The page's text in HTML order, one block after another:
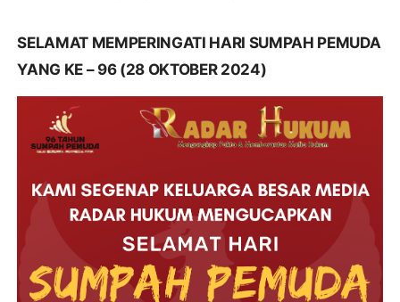
SELAMAT MEMPERINGATI HARI SUMPAH PEMUDA
YANG KE – 96 (28 OKTOBER 2024)